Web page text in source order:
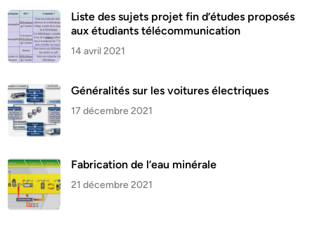
Liste des sujets projet fin d’études proposés
aux étudiants télécommunication
14 avril 2021
Généralités sur les voitures électriques
17 décembre 2021
Fabrication de l’eau minérale
21 décembre 2021